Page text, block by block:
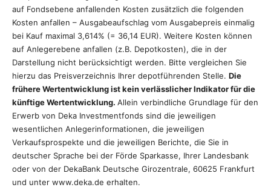
auf Fondsebene anfallenden Kosten zusätzlich die folgenden
Kosten anfallen – Ausgabeaufschlag vom Ausgabepreis einmalig
bei Kauf maximal 3,614% (= 36,14 EUR). Weitere Kosten können
auf Anlegerebene anfallen (z.B. Depotkosten), die in der
Darstellung nicht berücksichtigt werden. Bitte vergleichen Sie
hierzu das Preisverzeichnis Ihrer depotführenden Stelle. Die
frühere Wertentwicklung ist kein verlässlicher Indikator für die
künftige Wertentwicklung. Allein verbindliche Grundlage für den
Erwerb von Deka Investmentfonds sind die jeweiligen
wesentlichen Anlegerinformationen, die jeweiligen
Verkaufsprospekte und die jeweiligen Berichte, die Sie in
deutscher Sprache bei der Förde Sparkasse, Ihrer Landesbank
oder von der DekaBank Deutsche Girozentrale, 60625 Frankfurt
und unter www.deka.de erhalten.